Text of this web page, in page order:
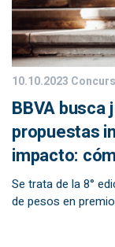
10.10.2023
BBVA
propuestas
impacto:
Se trata de la 8°
de pesos en